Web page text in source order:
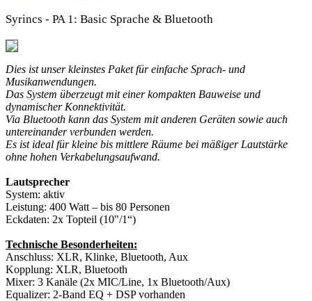
Syrincs - PA 1: Basic Sprache & Bluetooth
Dies ist unser kleinstes Paket für einfache Sprach- und
Musikanwendungen.
Das System überzeugt mit einer kompakten Bauweise und
dynamischer Konnektivität.
Via Bluetooth kann das System mit anderen Geräten sowie auch
untereinander verbunden werden.
Es ist ideal für kleine bis mittlere Räume bei mäßiger Lautstärke
ohne hohen Verkabelungsaufwand.
Lautsprecher
System: aktiv
Leistung: 400 Watt – bis 80 Personen
Eckdaten: 2x Topteil (10"/1“)
Technische Besonderheiten:
Anschluss: XLR, Klinke, Bluetooth, Aux
Kopplung: XLR, Bluetooth
Mixer: 3 Kanäle (2x MIC/Line, 1x Bluetooth/Aux)
Equalizer: 2-Band EQ + DSP vorhanden